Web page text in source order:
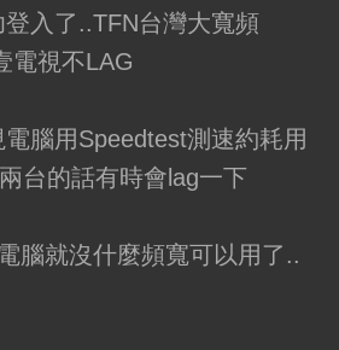
入了..TFN台灣大寬頻
電視不LAG
腦用Speedtest測速約耗用
台的話有時會lag一下
腦就沒什麼頻寬可以用了..